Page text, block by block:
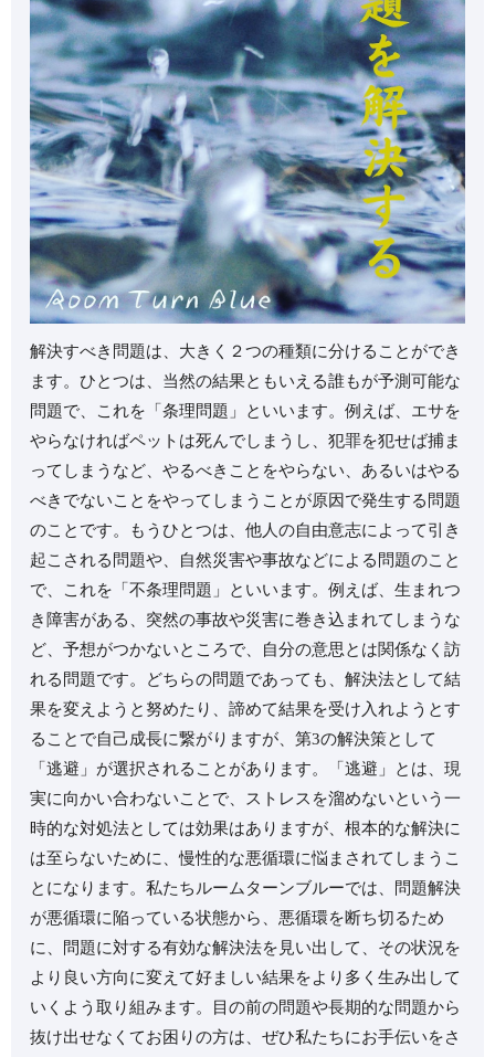
⁡解決すべき問題は、大きく２つの種類に分けることができ
ます。⁡ひとつは、当然の結果ともいえる誰もが予測可能な
問題で、これを「条理問題」といいます。⁡例えば、エサを
やらなければペットは死んでしまうし、犯罪を犯せば捕ま
ってしまうなど、やるべきことをやらない、あるいはやる
べきでないことをやってしまうことが原因で発生する問題
のことです。⁡もうひとつは、他人の自由意志によって引き
起こされる問題や、自然災害や事故などによる問題のこと
で、これを「不条理問題」といいます。⁡例えば、生まれつ
き障害がある、突然の事故や災害に巻き込まれてしまうな
ど、予想がつかないところで、自分の意思とは関係なく訪
れる問題です。⁡どちらの問題であっても、解決法として結
果を変えようと努めたり、諦めて結果を受け入れようとす
ることで自己成長に繋がりますが、第3の解決策として
「逃避」が選択されることがあります。⁡「逃避」とは、現
実に向かい合わないことで、ストレスを溜めないという一
時的な対処法としては効果はありますが、根本的な解決に
は至らないために、慢性的な悪循環に悩まされてしまうこ
とになります。⁡私たちルームターンブルーでは、問題解決
が悪循環に陥っている状態から、悪循環を断ち切るため
に、問題に対する有効な解決法を見い出して、その状況を
より良い方向に変えて好ましい結果をより多く生み出して
いくよう取り組みます。⁡目の前の問題や長期的な問題から
抜け出せなくてお困りの方は、ぜひ私たちにお手伝いをさ